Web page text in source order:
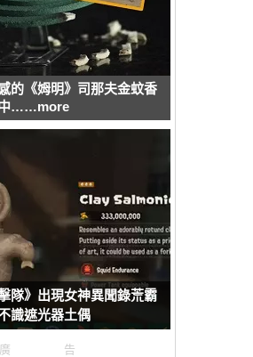
的《姆明》司那夫金蚊香
中……more
隊》出現女神異聞錄荒霸
識遮光器土偶
廣告